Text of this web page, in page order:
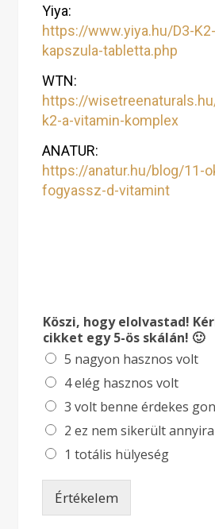
Yiya:
https://www.yiya.hu/D3-
kapszula-tabletta.php
WTN:
https://
k2-a-vitamin-komplex
ANATUR:
https://anatur.hu/blog/11-
fogyassz-d-vitamint
Köszi, hogy elolvastad!
cikket egy 5-ös skálán! 🙂
5 nagyon hasznos volt
4 elég hasznos volt
3 volt benne érdekes
2 ez nem sikerült annyira
1 totális hülyeség
Értékelem